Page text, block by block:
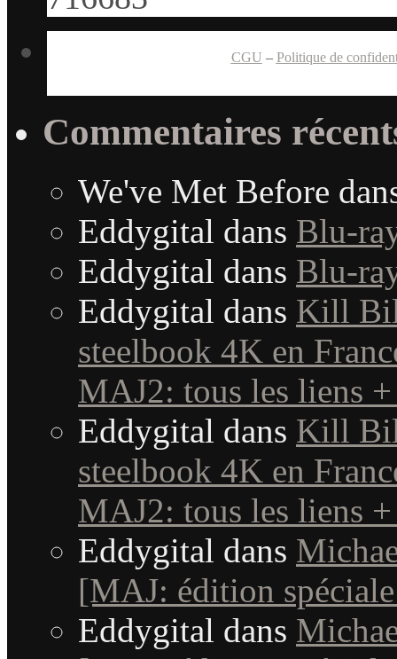
CGU – Politique de
Commentaires
We've Met Before
Eddygital dans Blu-
Eddygital dans Blu-
Eddygital dans Kill
steelbook 4K en
MAJ2: tous les liens +
Eddygital dans Kill
steelbook 4K en
MAJ2: tous les liens +
Eddygital dans
[MAJ: édition
Eddygital dans